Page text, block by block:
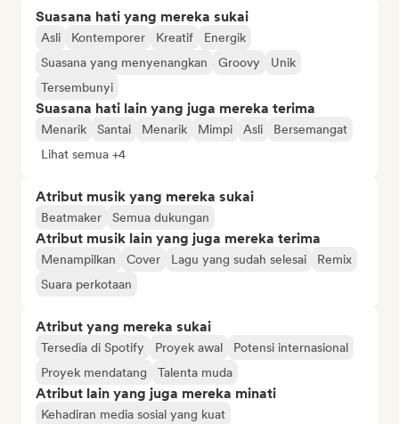
Suasana hati yang mereka sukai
Asli Kontemporer Kreatif
Energik
Suasana yang menyenangkan
Groovy
Unik
Tersembunyi
Suasana hati lain yang juga mereka terima
Menarik Santai Menarik Mimpi Asli
Bersemangat
Lihat semua +4
Atribut musik yang mereka sukai
Beatmaker Semua dukungan
Atribut musik lain yang juga mereka terima
Menampilkan Cover Lagu yang sudah selesai
Remix
Suara perkotaan
Atribut yang mereka sukai
Tersedia di Spotify Proyek awal
Potensi internasional
Proyek mendatang
Talenta muda
Atribut lain yang juga mereka minati
Kehadiran media sosial yang kuat